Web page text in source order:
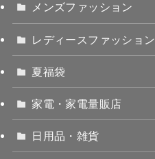
メンズファッション
レディースファッション
夏福袋
家電・家電量販店
日用品・雑貨